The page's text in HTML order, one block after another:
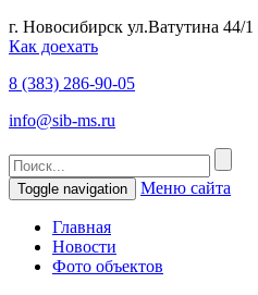
г. Новосибирск ул.Ватутина 44/1
Как доехать
8 (383) 286-90-05
info@sib-ms.ru
Toggle navigation Меню сайта
Главная
Новости
Фото объектов